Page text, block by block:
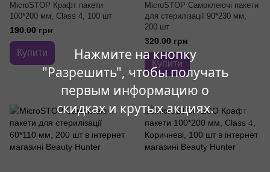
Нажмите на кнопку
"Разрешить", чтобы получать
первым информацию о
скидках и крутых акциях.
MicroSTOP Крафт пакети
100*200 мм, Class 4, 100 шт
190.00 грн
Купити
MicroSTOP Самоклеючі пакети
для стерилізації 90*230 мм,
200 шт
320.00 грн
Купити